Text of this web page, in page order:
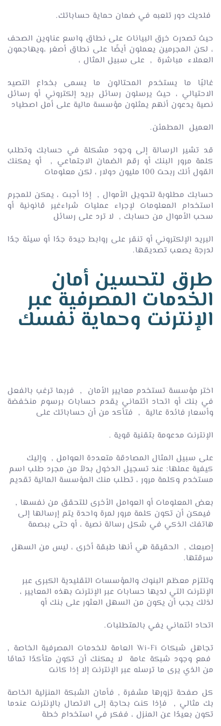
فلديك دور تلعبه في ضمان حماية حساباتك.
حيث تصدرت خرق البيانات على نطاق واسع عناوين الصحف
، لكن المجرمين يعملون أيضًا على نطاق أصغر ،ويهاجمون
العملاء مباشرة , على سبيل المثال ،
غالبًا ما يستخدم المحتالون ما يسمى بخداع التصيد
الاحتيالي ، حيث يرسلون رسائل بريد إلكتروني أو رسائل
نصية يدعون أنهم يمثلون مؤسسة مالية على أمل اصطياد
العميل المطمئن.
قد تشير الرسالة إلى وجود مشكلة في حسابك وتطلب
كلمة مرور البنك أو رقم الضمان الاجتماعي , أو يمكنك
القول أنك ربحت 100 مليون دولار ، لكن معلومات
حسابك مطلوبة لتحويل الأموال , إذا أجبت ، يمكن للمجرم
استخدام المعلومات لإجراء عمليات شراءغير قانونية أو
سحب الأموال من حسابك , لا ترد على رسائل
البريد الإلكتروني أو تنقر على روابط جيدة جدًا أو سيئة جدًا
لدرجة يصعب تصديقها.
طرق لتحسين أمان
الخدمات المصرفية عبر
الإنترنت وحماية نفسك
اختر مؤسسة تستخدم معايير الأمان , فربما ترغب بالفعل
في بنك أو اتحاد ائتماني يقدم حسابات برسوم منخفضة
وأسعار فائدة عالية , فتأكد من أن حساباتك على
الإنترنت مدعومة بتقنية قوية .
على سبيل المثال المصادقة متعددة العوامل , وإليك
كيفية عملها: عند تسجيل الدخول بدلاً من مجرد طلب اسم
مستخدم وكلمة مرور ، تطلب منك المؤسسة المالية تقديم
بعض المعلومات أو العوامل الأخرى للتحقق من نفسها ,
فيمكن أن تكون كلمة مرور لمرة واحدة يتم إرسالها إلى
هاتفك الذكي في شكل رسالة نصية ، أو حتى ببصمة
إصبعك , الحقيقة هي أنها طبقة أخرى ، ليس من السهل
سرقتها.
وتلتزم معظم البنوك والمؤسسات التقليدية الكبرى عبر
الإنترنت التي لديها حسابات عبر الإنترنت بهذه المعايير ،
لذلك يجب أن يكون من السهل العثور على بنك أو
اتحاد ائتماني يفي بالمتطلبات.
تجاهل شبكات Wi-Fi العامة للخدمات المصرفية الخاصة ,
فمع وجود شبكة عامة لا يمكنك أن تكون متأكدًا تمامًا
من الذي يرى ما ترسله عبر الإنترنت إلا إذا كانت
كل صفحة تزورها مشفرة , فأمان الشبكة المنزلية الخاصة
بك مثالي , فإذا كنت بحاجة إلى الاتصال بالإنترنت عندما
تكون بعيدًا عن المنزل ، ففكر في استخدام خطة